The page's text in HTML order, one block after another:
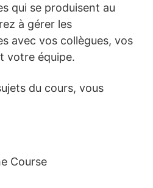
qui se produisent au
à gérer les
avec vos collègues, vos
votre équipe.
du cours, vous
Course